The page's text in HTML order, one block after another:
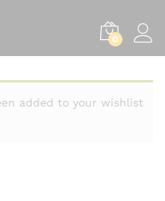
0
added to your wishlist